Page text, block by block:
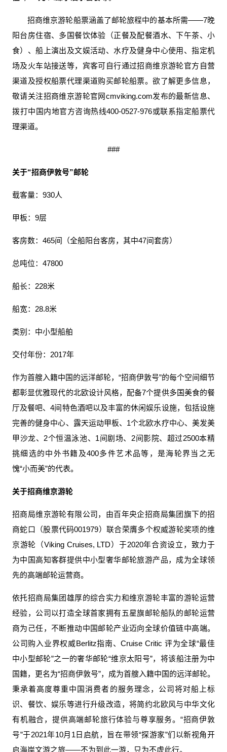
招商维京游轮船票涵盖了邮轮旅程中的基本所需——7晚
阳台房住宿、多国餐饮体验（正餐及配餐酒水、下午茶、小
食）、船上演出及文娱活动、水疗及健身中心使用、指定机
场及火车站接送等，宾客可自行通过招商维京游轮官方自营
渠道及授权船票代理渠道购买邮轮船票。欲了解更多信息，
敬请关注招商维京游轮官网cmviking.com发布的最新信息、
拨打中国内地官方咨询热线400-0527-976或联系指定船票代
理渠道。
###
关于“招商伊敦号”邮轮
载客量：930人
甲板：9层
客房数：465间（全船阳台客房，其中47间套房）
总吨位：47800
船长：228米
船宽：28.8米
类别：中小型船舶
交付年份：2017年
作为首艘入籍中国的远洋邮轮，“招商伊敦号”的每个空间细节
都彰显优雅现代的北欧设计风格，配备7个提供多国美食的餐
厅及餐吧、4间特色酒吧以及丰富的休闲娱乐设施，包括设施
完善的健身中心、露天运动甲板、1个北欧水疗中心、美发美
甲沙龙、2个恒温泳池、1间剧场、2间影院、超过2500本精
挑细选的中外书籍及400多件艺术品等，是海轮界当之无
愧“小而美”的代表。
关于招商维京游轮
招商局维京游轮有限公司，由百年央企招商局集团旗下的招
商蛇口（股票代码001979）联合荣膺多个权威游轮奖项的维
京游轮（Viking Cruises, LTD）于2020年合资设立，致力于
为中国高知客群提供中小型奢华邮轮旅游产品，成为全球领
先的高端邮轮运营商。
依托招商局集团雄厚的综合实力和维京游轮丰富的游轮运营
经验，公司以打造全球首家拥有五星旗邮轮船队的邮轮运营
商为己任，不断推动中国邮轮产业迈向全球价值链中高端。
公司购入业界权威Berlitz指南、Cruise Critic 评为全球“最佳
中小型邮轮”之一的奢华邮轮“维京太阳号”，将该船注册为中
国籍，更名为“招商伊敦号”，成为首艘入籍中国的远洋邮轮。
秉承着高度尊重中国消费者的服务理念，公司将对船上标
识、餐饮、娱乐等进行升级改造，将简约北欧风与中华文化
有机融合，提供高端邮轮旅行体验与尊享服务。“招商伊敦
号”于2021年10月1日启航，旨在带领“探游家”们以新视角开
启海岸文游之旅——不为到此一游，只为不虚此行。